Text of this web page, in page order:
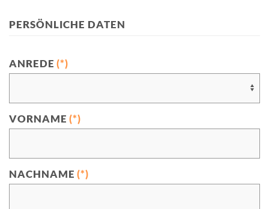
PERSÖNLICHE DATEN
ANREDE (*)
VORNAME (*)
NACHNAME (*)